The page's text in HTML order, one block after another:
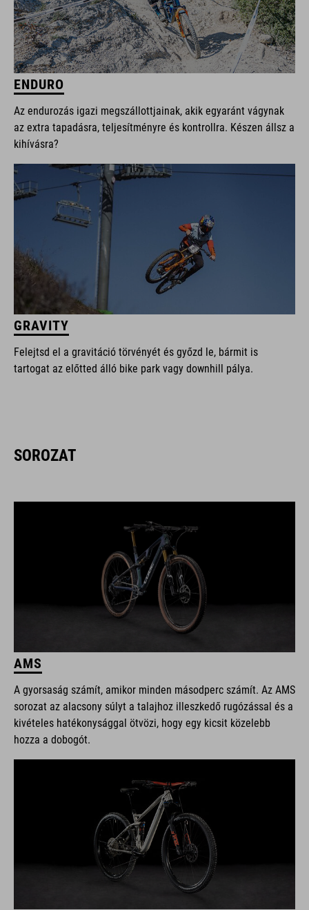
ENDURO
Az endurozás igazi megszállottjainak, akik egyaránt vágynak
az extra tapadásra, teljesítményre és kontrollra. Készen állsz a
kihívásra?
GRAVITY
Felejtsd el a gravitáció törvényét és győzd le, bármit is
tartogat az előtted álló bike park vagy downhill pálya.
SOROZAT
AMS
A gyorsaság számít, amikor minden másodperc számít. Az AMS
sorozat az alacsony súlyt a talajhoz illeszkedő rugózással és a
kivételes hatékonysággal ötvözi, hogy egy kicsit közelebb
hozza a dobogót.